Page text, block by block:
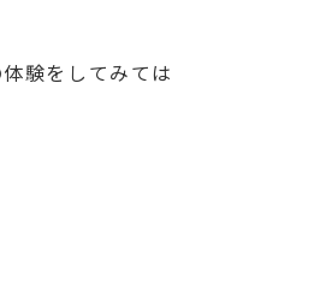
験をしてみては